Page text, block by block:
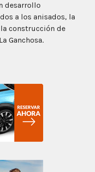
desarrollo
a los anisados, la
construcción de
Ganchosa.